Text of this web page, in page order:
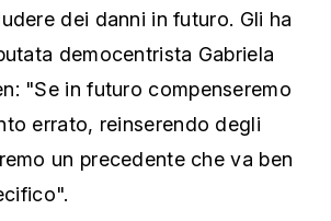
dei danni in futuro. Gli ha
democentrista Gabriela
"Se in futuro compenseremo
errato, reinserendo degli
un precedente che va ben